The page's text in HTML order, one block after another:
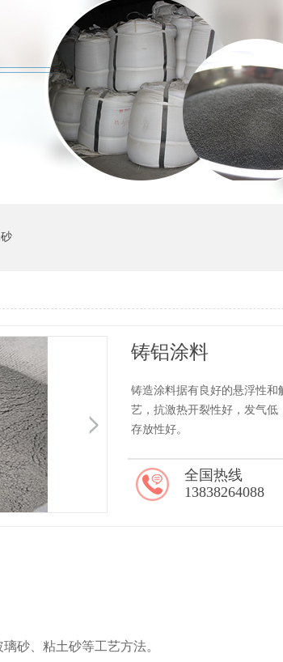
铸铝涂料
铸造涂料据有良好的悬浮性
艺，抗激热开裂性好，发气
存放性好。
全国热线
13838264088
砂、粘土砂等工艺方法。